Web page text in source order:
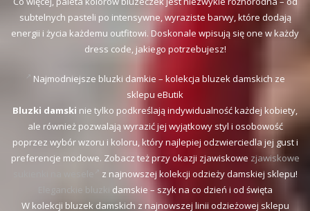
subtelnych pasteli po intensywne, wyraziste barwy, które dodają
energii i życia każdemu outfitowi. Doskonale wpisują się one w każdy
dress code, jakiego potrzebujesz!
Najmodniejsze bluzki damkie – kolekcja bluzek damskich ze
sklepu eButik
Bluzki damski nie tylko podkreślają indywidualność każdej kobiety,
ale również pozwalają wyrazić jej wyjątkowy styl i osobowość
poprzez wybór wzoru i koloru, który najlepiej odzwierciedla jej gust i
preferencje modowe. Zobacz też przy okazji zjawiskowe zjawiskowe
z najnowszej kolekcji odzieży damskiej sklepu!
Eleganckie bluzki
damskie – szyk na co dzień i od święta
W kolekcji bluzek damskich z najnowszej linii odzieżowej sklepu